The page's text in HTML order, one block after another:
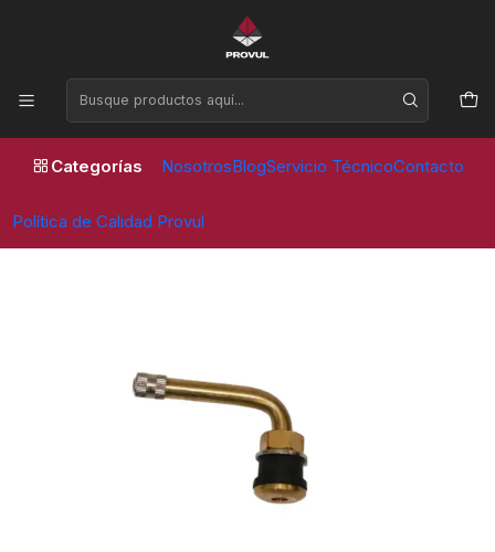
Categorías NosotrosBlogServicio TécnicoContacto
Política de Calidad Provul
Horario de atención Lunes a Viernes de 09:00 a 17:30 horas
Inicio Valvulas
Camion y Taxibus